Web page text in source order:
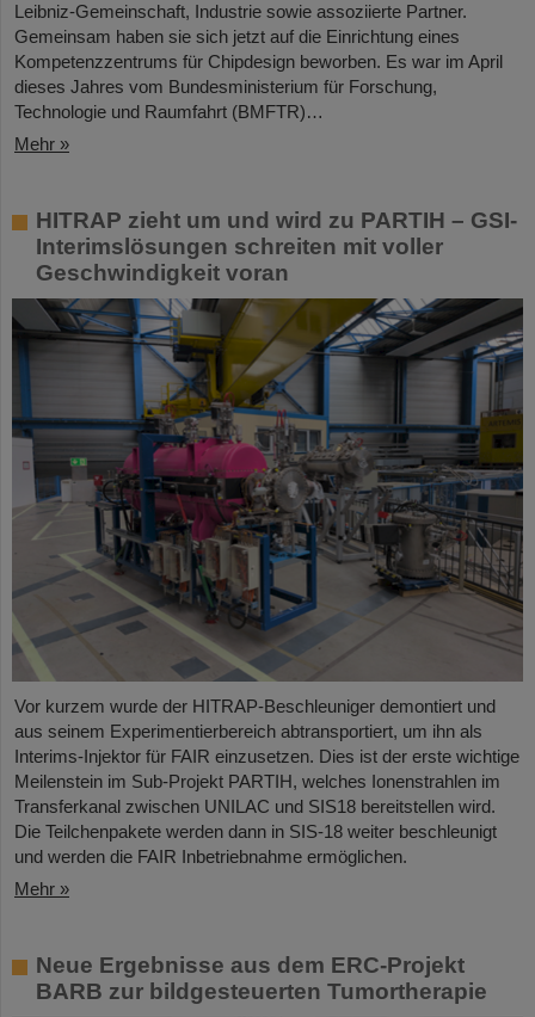
Leibniz-Gemeinschaft, Industrie sowie assoziierte Partner.
Gemeinsam haben sie sich jetzt auf die Einrichtung eines
Kompetenzzentrums für Chipdesign beworben. Es war im April
dieses Jahres vom Bundesministerium für Forschung,
Technologie und Raumfahrt (BMFTR)…
Mehr »
HITRAP zieht um und wird zu PARTIH – GSI-
Interimslösungen schreiten mit voller
Geschwindigkeit voran
Vor kurzem wurde der HITRAP-Beschleuniger demontiert und
aus seinem Experimentierbereich abtransportiert, um ihn als
Interims-Injektor für FAIR einzusetzen. Dies ist der erste wichtige
Meilenstein im Sub-Projekt PARTIH, welches Ionenstrahlen im
Transferkanal zwischen UNILAC und SIS18 bereitstellen wird.
Die Teilchenpakete werden dann in SIS-18 weiter beschleunigt
und werden die FAIR Inbetriebnahme ermöglichen.
Mehr »
Neue Ergebnisse aus dem ERC-Projekt
BARB zur bildgesteuerten Tumortherapie